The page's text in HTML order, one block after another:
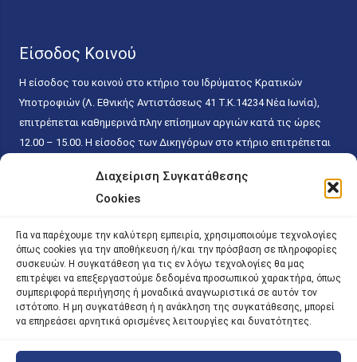
Διαχείριση Συγκατάθεσης
Cookies
Για να παρέχουμε την καλύτερη εμπειρία, χρησιμοποιούμε τεχνολογίες
όπως cookies για την αποθήκευση ή/και την πρόσβαση σε πληροφορίες
συσκευών. Η συγκατάθεση για τις εν λόγω τεχνολογίες θα μας
επιτρέψει να επεξεργαστούμε δεδομένα προσωπικού χαρακτήρα, όπως
συμπεριφορά περιήγησης ή μοναδικά αναγνωριστικά σε αυτόν τον
ιστότοπο. Η μη συγκατάθεση ή η ανάκληση της συγκατάθεσης, μπορεί
να επηρεάσει αρνητικά ορισμένες λειτουργίες και δυνατότητες.
Είσοδος Κοινού
Η είσοδος του κοινού στο κτήριο του Ιδρύματος Κρατικών
Υποτροφιών (Λ. Εθνικής Αντιστάσεως 41 T.K.14234 Νέα Ιωνία),
επιτρέπεται καθημερινά πλην επίσημων αργιών κατά τις ώρες
12.00 – 15.00. Η είσοδος των Δικηγόρων στο κτήριο επιτρέπεται
κάθε εργάσιμη ημέρα και ώρα χωρίς κανέναν χρονικό ή άλλο
περιορισμό. Η είσοδος του κοινού ειδικά στο γραφείο του
15.00. Η εξυπηρέτηση του κοινού πραγματοποιείται βάσει των
παγίων ισχυουσών διατάξεων. Για την αποφυγή συνωστισμού
εντός του εσωτερικού χώρου εξυπηρέτησης και αναμονής του
κοινού, η εξυπηρέτησή του δύναται να πραγματοποιείται κατόπιν
προγραμματισμένου ραντεβού.